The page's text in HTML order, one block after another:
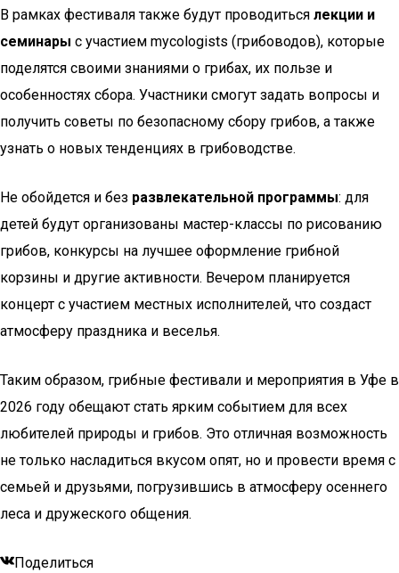
В рамках фестиваля также будут проводиться лекции и
семинары с участием mycologists (грибоводов), которые
поделятся своими знаниями о грибах, их пользе и
особенностях сбора. Участники смогут задать вопросы и
получить советы по безопасному сбору грибов, а также
узнать о новых тенденциях в грибоводстве.
Не обойдется и без развлекательной программы: для
детей будут организованы мастер-классы по рисованию
грибов, конкурсы на лучшее оформление грибной
корзины и другие активности. Вечером планируется
концерт с участием местных исполнителей, что создаст
атмосферу праздника и веселья.
Таким образом, грибные фестивали и мероприятия в Уфе в
2026 году обещают стать ярким событием для всех
любителей природы и грибов. Это отличная возможность
не только насладиться вкусом опят, но и провести время с
семьей и друзьями, погрузившись в атмосферу осеннего
леса и дружеского общения.
Поделиться